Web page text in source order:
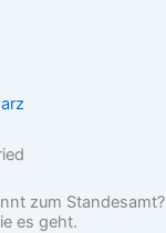
zum Standesamt?
es geht.